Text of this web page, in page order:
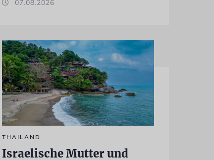
07.08.2026
THAILAND
Israelische Mutter und